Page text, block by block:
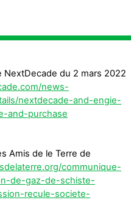
du 2 mars 2022
news-
nextdecade-and-engie-
and-purchase
Amis de le Terre de
communique-
de-gaz-de-schiste-
recule-societe-